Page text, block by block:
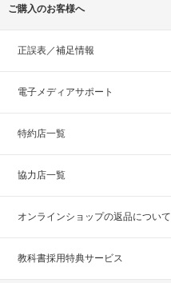
ご購入のお客様へ
正誤表／補足情報
電子メディアサポート
特約店一覧
協力店一覧
オンラインショップの返品について
教科書採用特典サービス